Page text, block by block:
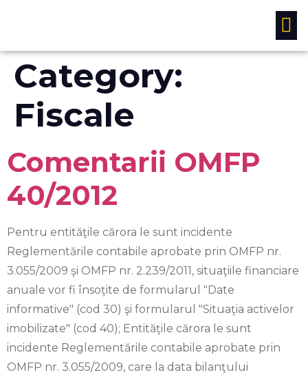
Category:
Fiscale
Comentarii OMFP
40/2012
Pentru entităţile cărora le sunt incidente
Reglementările contabile aprobate prin OMFP nr.
3.055/2009 şi OMFP nr. 2.239/2011, situaţiile financiare
anuale vor fi însoţite de formularul "Date
informative" (cod 30) şi formularul "Situaţia activelor
imobilizate" (cod 40); Entităţile cărora le sunt
incidente Reglementările contabile aprobate prin
OMFP nr. 3.055/2009, care la data bilanţului